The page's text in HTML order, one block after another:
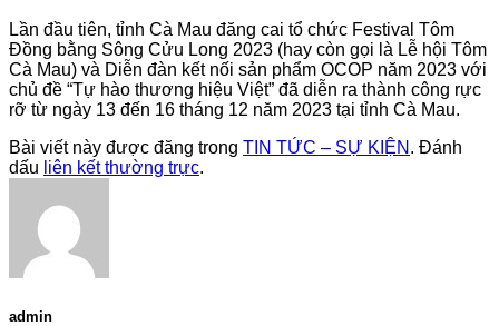
Lần đầu tiên, tỉnh Cà Mau đăng cai tổ chức Festival Tôm
Đồng bằng Sông Cửu Long 2023 (hay còn gọi là Lễ hội Tôm
Cà Mau) và Diễn đàn kết nối sản phẩm OCOP năm 2023 với
chủ đề “Tự hào thương hiệu Việt” đã diễn ra thành công rực
rỡ từ ngày 13 đến 16 tháng 12 năm 2023 tại tỉnh Cà Mau.
Bài viết này được đăng trong TIN TỨC – SỰ KIỆN . Đánh
dấu liên kết thường trực.
admin